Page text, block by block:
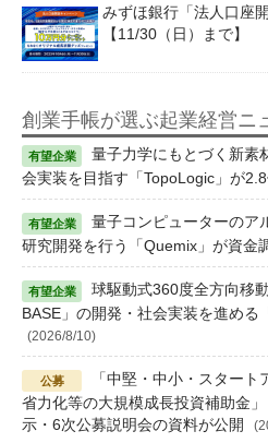
みずほ銀行「法人口座
【11/30（日）まで】
創業手帳が選ぶ起業経営ニ
量子力学にもとづく新素
会実装を目指す「TopoLogic」が
量子コンピューターのア
研究開発を行う「Quemix」が資金
球駆動式360度全方向移
BASE」の開発・社会実装を進める
(2026/8/10)
「中堅・中小・スター
省力化等の大規模成長投資補助金
示・6次公募説明会の資料が公開